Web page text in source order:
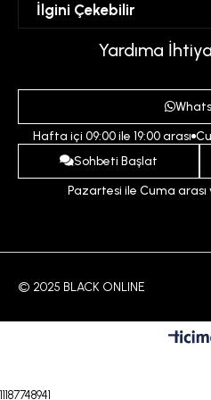
Favorilerim
Üyelik Sözleşmesi
Gizlilik ve Güvenlik Politikası
Ödeme ve Teslimat Koşulları
İptal ve İade Koşulları
İlgini Çekebilir
İndirim
Yardıma
Hafta içi 09:00 ile 19:00 arası
Sohbeti Başlat
Pazartesi ile Cuma arası
© 2025 BLACK ONLINE
11187748941